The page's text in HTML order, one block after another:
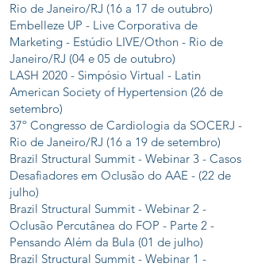
Rio de Janeiro/RJ (16 a 17 de outubro)
Embelleze UP - Live Corporativa de
Marketing - Estúdio LIVE/Othon - Rio de
Janeiro/RJ (04 e 05 de outubro)
LASH 2020 - Simpósio Virtual - Latin
American Society of Hypertension (26 de
setembro)
37º Congresso de Cardiologia da SOCERJ -
Rio de Janeiro/RJ (16 a 19 de setembro)
Brazil Structural Summit - Webinar 3 - Casos
Desafiadores em Oclusão do AAE - (22 de
julho)
Brazil Structural Summit - Webinar 2 -
Oclusão Percutânea do FOP - Parte 2 -
Pensando Além da Bula (01 de julho)
Brazil Structural Summit - Webinar 1 -